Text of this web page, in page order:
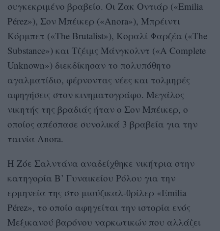
συγκεκριμένο βραβείο. Οι Ζακ Οντιάρ («Emilia
Pérez»), Σον Μπέικερ («Anora»), Μπρέιντι
Κόρμπετ («The Brutalist»), Κοραλί Φαρζέα («The
Substance») και Τζέιμς Μάνγκολντ («A Complete
Unknown») διεκδίκησαν το πολυπόθητο
αγαλματίδιο, φέρνοντας νέες και τολμηρές
αφηγήσεις στον κινηματογράφο. Μεγάλος
νικητής της βραδιάς ήταν ο Σον Μπέικερ, ο
οποίος απέσπασε συνολικά 3 βραβεία για την
ταινία Anora.
Η Ζόε Σαλντάνα αναδείχθηκε νικήτρια στην
κατηγορία Β’ Γυναικείου Ρόλου για την
ερμηνεία της στο μιούζικαλ-θρίλερ «Emilia
Pérez», το οποίο αφηγείται την ιστορία ενός
Μεξικανού βαρόνου ναρκωτικών που αλλάζει